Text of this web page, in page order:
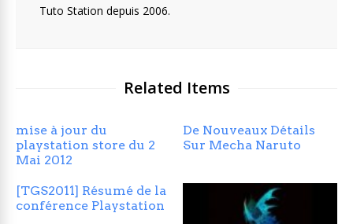
Tuto Station depuis 2006.
Related Items
mise à jour du
playstation store du 2
Mai 2012
De Nouveaux Détails
Sur Mecha Naruto
[TGS2011] Résumé de la
conférence Playstation